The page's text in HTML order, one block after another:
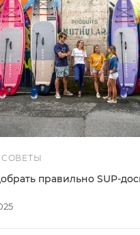
правильно SUP-